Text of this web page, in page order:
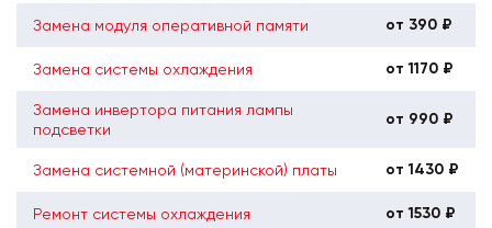
Замена модуля оперативной памяти от 390 ₽
Замена системы охлаждения от 1170 ₽
Замена инвертора питания лампы
подсветки
от 990 ₽
Замена системной (материнской) платы от 1430 ₽
Ремонт системы охлаждения от 1530 ₽